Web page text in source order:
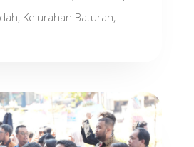
Kelurahan Baturan,